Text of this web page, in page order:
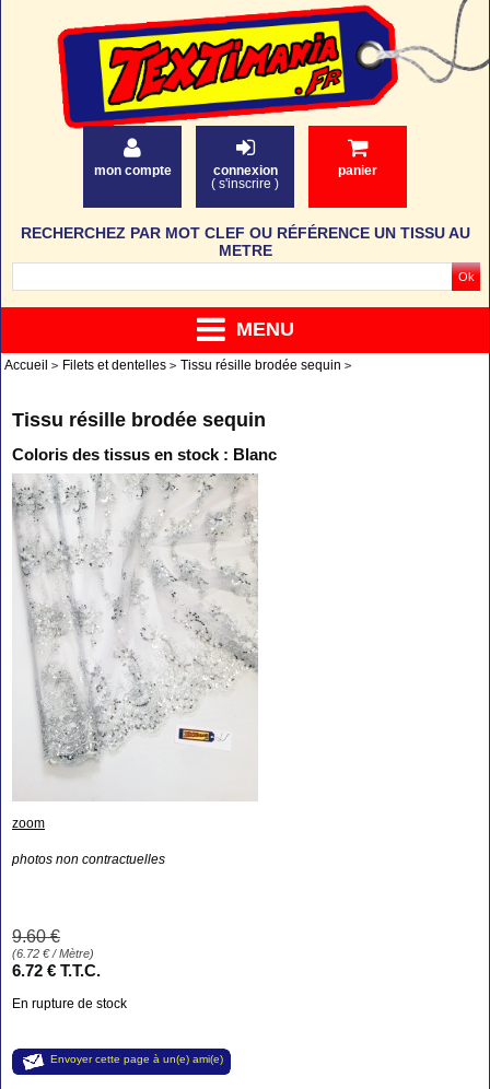
mon compte
connexion
( s'inscrire )
panier
MENU
RECHERCHEZ PAR MOT CLEF OU RÉFÉRENCE UN TISSU AU
METRE
Accueil Filets et dentelles Tissu résille brodée sequin
Tissu résille brodée sequin
Coloris des tissus en stock : Blanc
zoom
photos non contractuelles
9.60 €
(6.72 €/ Mètre)
6.72 € T.T.C.
En rupture de stock
Envoyer cette page à un(e) ami(e)